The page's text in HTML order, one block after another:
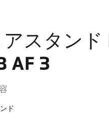
アスタンド
AF 3
ド